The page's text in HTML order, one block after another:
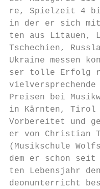
re, Spielzeit 4
in der er sich mit
ten aus Litauen,
Tschechien,
Ukraine messen
ser tolle Erfolg
Preisen bei
in Kärnten, Tirol
Vorbereitet und
er von Christian
(Musikschule
dem er schon seit
ten Lebensjahr
deonunterricht